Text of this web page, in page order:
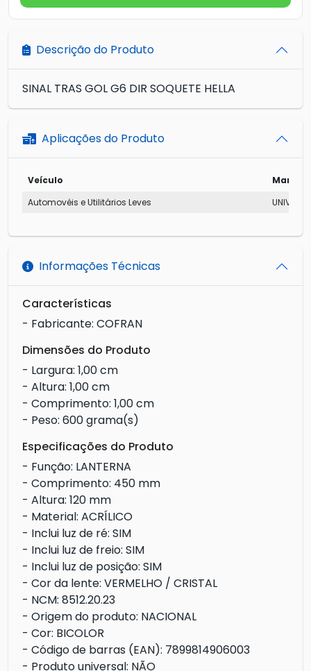
Descrição do Produto
SINAL TRAS GOL G6 DIR SOQUETE HELLA
Aplicações do Produto
Veículo
Marca
Automovéis e Utilitários Leves
Informações Técnicas
Características
- Fabricante: COFRAN
Dimensões do Produto
- Largura: 1,00 cm
- Altura: 1,00 cm
- Comprimento: 1,00 cm
- Peso: 600 grama(s)
Especificações do Produto
- Função: LANTERNA
- Comprimento: 450 mm
- Altura: 120 mm
- Material: ACRÍLICO
- Inclui luz de ré: SIM
- Inclui luz de freio: SIM
- Inclui luz de posição: SIM
- Cor da lente: VERMELHO / CRISTAL
- NCM: 8512.20.23
- Origem do produto: NACIONAL
- Cor: BICOLOR
- Código de barras (EAN): 7899814906003
- Produto universal: NÃO